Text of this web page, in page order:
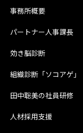
事務所概要
パートナー人事課長
効き脳診断
組織診断「ソコアゲ」
田中聡美の社員研修
人材採用支援